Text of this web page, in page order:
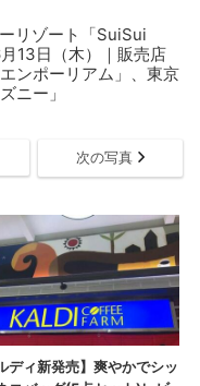
リゾート「SuiSui
13日（木）｜販売店
ンポーリアム」、東京
ニー」
次の写真